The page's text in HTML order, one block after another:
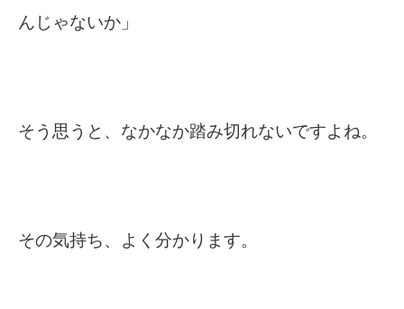
んじゃないか」
そう思うと、なかなか踏み切れないですよね。
その気持ち、よく分かります。